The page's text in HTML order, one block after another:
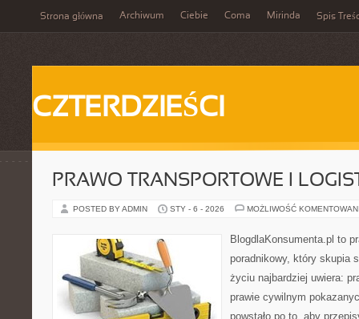
Strona główna Archiwum Ciebie Coma Mirinda Spis
CZTERDZIEŚCI
PRAWO TRANSPORTOWE I
POSTED BY ADMIN STY - 6 - 2026 MOŻLIWOŚĆ
BlogdlaKonsumenta.pl to
poradnikowy, który skupia
życiu najbardziej uwiera:
prawie cywilnym
powstało po to, aby